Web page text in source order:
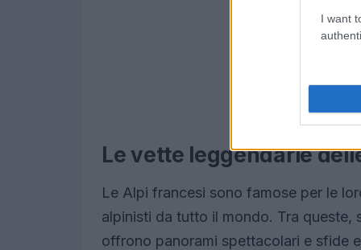
I want
Le vette leggendarie
Le Alpi francesi sono famose per le
alpinisti da tutto il mondo. Tra queste,
offrono panorami spettacolari e sfide